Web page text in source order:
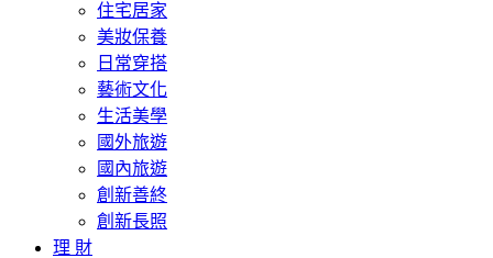
住宅居家
美妝保養
日常穿搭
藝術文化
生活美學
國外旅遊
國內旅遊
創新善終
創新長照
理 財